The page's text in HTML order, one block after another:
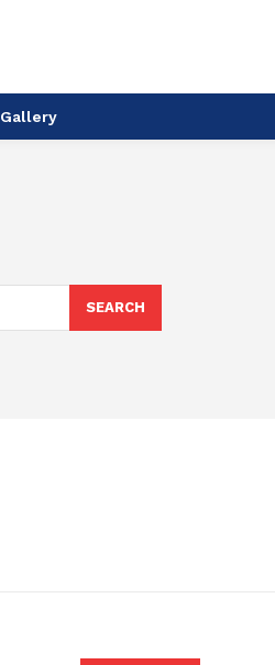
Gallery
SEARCH